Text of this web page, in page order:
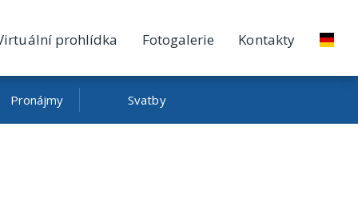
prohlídka Fotogalerie Kontakty
Pronájmy Svatby